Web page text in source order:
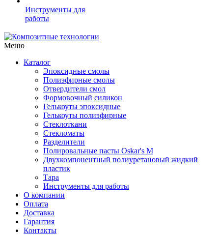
Инструменты для
работы
Меню
Каталог
Эпоксидные смолы
Полиэфирные смолы
Отвердители смол
Формовочный силикон
Гелькоуты эпоксидные
Гелькоуты полиэфирные
Стеклоткани
Стекломаты
Разделители
Полировальные пасты Oskar's M
Двухкомпонентный полиуретановый жидкий
пластик
Тара
Инструменты для работы
О компании
Оплата
Доставка
Гарантия
Контакты